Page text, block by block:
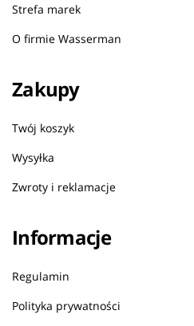
Strefa marek
O firmie Wasserman
Zakupy
Twój koszyk
Wysyłka
Zwroty i reklamacje
Informacje
Regulamin
Polityka prywatności